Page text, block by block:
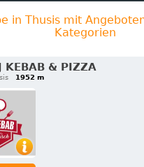
in Thusis mit
Kategorien
KEBAB & PIZZA
1952 m